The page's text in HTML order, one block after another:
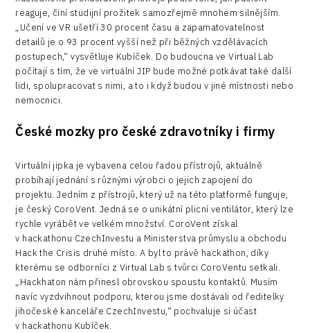
reaguje, činí studijní prožitek samozřejmě mnohem silnějším.
„Učení ve VR ušetří 30 procent času a zapamatovatelnost
detailů je o 93 procent vyšší než při běžných vzdělávacích
postupech,“ vysvětluje Kubíček. Do budoucna ve Virtual Lab
počítají s tím, že ve virtuální JIP bude možné potkávat také další
lidi, spolupracovat s nimi, a to i když budou v jiné místnosti nebo
nemocnici.
České mozky pro české zdravotníky i firmy
Virtuální jipka je vybavena celou řadou přístrojů, aktuálně
probíhají jednání s různými výrobci o jejich zapojení do
projektu. Jedním z přístrojů, který už na této platformě funguje,
je český CoroVent. Jedná se o unikátní plicní ventilátor, který lze
rychle vyrábět ve velkém množství. CoroVent získal
v hackathonu CzechInvestu a Ministerstva průmyslu a obchodu
Hack the Crisis druhé místo. A byl to právě hackathon, díky
kterému se odborníci z Virtual Lab s tvůrci CoroVentu setkali.
„Hackhaton nám přinesl obrovskou spoustu kontaktů. Musím
navíc vyzdvihnout podporu, kterou jsme dostávali od ředitelky
jihočeské kanceláře CzechInvestu,“ pochvaluje si účast
v hackathonu Kubíček.